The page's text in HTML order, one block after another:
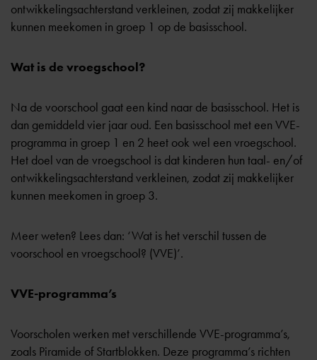
ontwikkelingsachterstand verkleinen, zodat zij makkelijker
kunnen meekomen in groep 1 op de basisschool.
Wat is de vroegschool?
Na de voorschool gaat een kind naar de basisschool. Het is
dan gemiddeld vier jaar oud. Een basisschool met een VVE-
programma in groep 1 en 2 heet ook wel een vroegschool.
Het doel van de vroegschool is dat kinderen hun taal- en/of
ontwikkelingsachterstand verkleinen, zodat zij makkelijker
kunnen meekomen in groep 3.
Meer weten? Lees dan: ‘Wat is het verschil tussen de
voorschool en vroegschool? (VVE)’.
VVE-programma’s
Voorscholen werken met verschillende VVE-programma’s,
zoals Piramide of Startblokken. Deze programma’s richten